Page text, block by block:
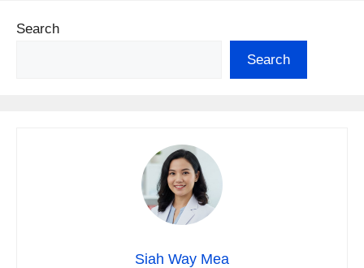
Search
Search
Siah Way Mea